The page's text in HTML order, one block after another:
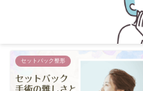
セットバック整形